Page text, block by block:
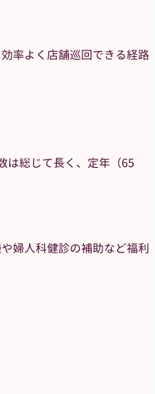
率よく店舗巡回できる経路
は総じて長く、定年（65
婦人科健診の補助など福利